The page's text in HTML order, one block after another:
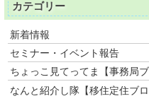
カテゴリー
新着情報
セミナー・イベント報告
ちょっこ見てってま【事務局ブ
なんと紹介し隊【移住定住ブ